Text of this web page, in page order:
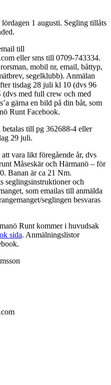
1 augusti. Segling tillåts
till
eller sms till 0709-743334.
mobil nr, email, båttyp,
segelklubb). Anmälan
tisdag 28 juli kl 10 (dvs 96
med full crew och med
gärna en bild på din båt, som
Runt Facebook.
till pg 362688-4 eller
29 juli.
vara likt föregående år, dvs
Måseskär och Härmanö – för
Banan är ca 21 Nm.
seglingsinstruktioner och
som emailas till anmälda
seglingen besvaras
Runt kommer i huvudsak
sida. Anmälningslistor